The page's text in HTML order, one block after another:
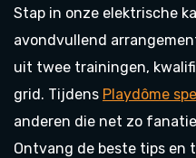
Stap in onze elektrische
avondvullend
uit twee trainingen,
grid. Tijdens Playdôme
anderen die net zo
Ontvang de beste tips en